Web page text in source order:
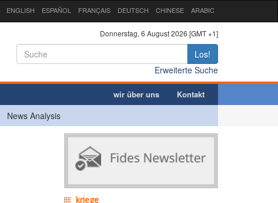
ENGLISH ESPAÑOL FRANÇAIS DEUTSCH CHINESE ARABIC
Donnerstag, 6 August 2026 [GMT +1]
Los!
Erweiterte Suche
wir über uns Kontakt
News Analysis
kriege